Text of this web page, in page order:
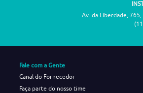
Av. da Liberdade,
Fale com a Gente
Canal do Fornecedor
Faça parte do nosso time